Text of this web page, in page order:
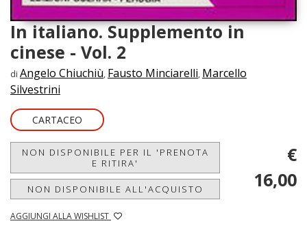
In italiano. Supplemento in
cinese - Vol. 2
di Angelo Chiuchiù, Fausto Minciarelli, Marcello
Silvestrini
CARTACEO
NON DISPONIBILE PER IL 'PRENOTA
E RITIRA'
NON DISPONIBILE ALL'ACQUISTO
AGGIUNGI ALLA WISHLIST
€
16,00